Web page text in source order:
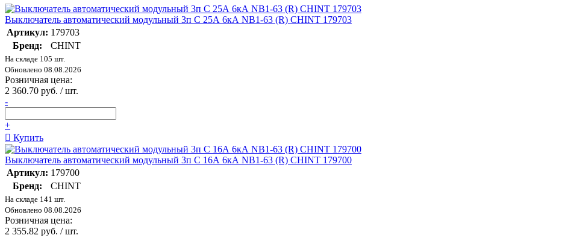
Выключатель автоматический модульный 3п C 25А 6кА NB1-63 (R) CHINT 179703
Артикул: 179703
Бренд:
CHINT
На складе 105 шт.
Обновлено 08.08.2026
Розничная цена:
2 360.70 руб. / шт.
-
+
Купить
Выключатель автоматический модульный 3п C 16А 6кА NB1-63 (R) CHINT 179700
Артикул: 179700
Бренд:
CHINT
На складе 141 шт.
Обновлено 08.08.2026
Розничная цена:
2 355.82 руб. / шт.